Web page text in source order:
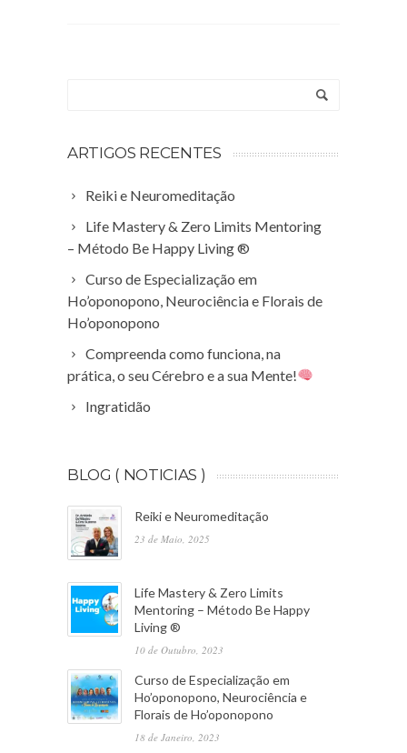
ARTIGOS RECENTES
Reiki e Neuromeditação
Life Mastery & Zero Limits Mentoring
– Método Be Happy Living ®
Curso de Especialização em
Ho’oponopono, Neurociência e Florais de
Ho’oponopono
Compreenda como funciona, na
prática, o seu Cérebro e a sua Mente!
Ingratidão
BLOG ( NOTICIAS )
Reiki e Neuromeditação
23 de Maio, 2025
Life Mastery & Zero Limits
Mentoring – Método Be Happy
Living ®
10 de Outubro, 2023
Curso de Especialização em
Ho’oponopono, Neurociência e
Florais de Ho’oponopono
18 de Janeiro, 2023